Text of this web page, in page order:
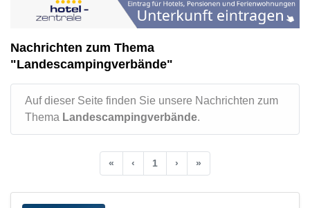
Nachrichten zum Thema
"Landescampingverbände"
Auf dieser Seite finden Sie unsere Nachrichten zum
Thema Landescampingverbände.
« ‹ 1 › »